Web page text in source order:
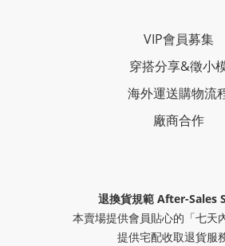
VIP會員募集
穿搭分享&徵小
海外運送購物流
廠商合作
退換貨規範 After-Sales
本賣場提供會員貼心的「七天
提供宅配收取退貨服